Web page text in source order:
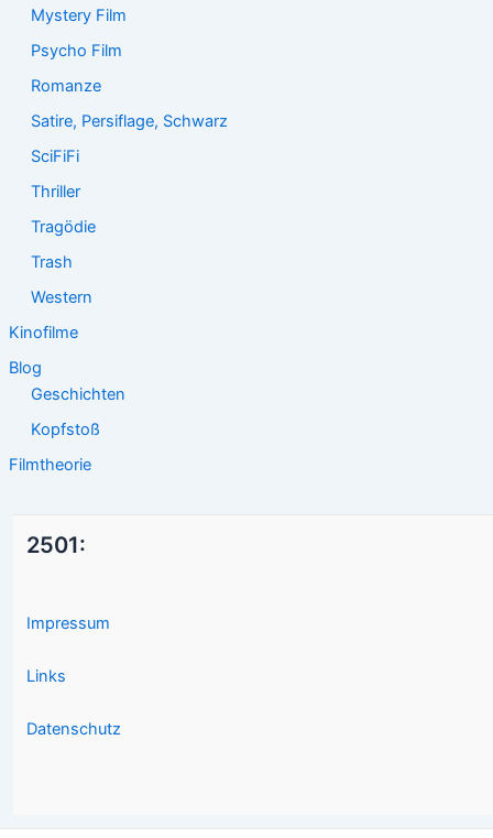
Mystery Film
Psycho Film
Romanze
Satire, Persiflage, Schwarz
SciFiFi
Thriller
Tragödie
Trash
Western
Kinofilme
Blog
Geschichten
Kopfstoß
Filmtheorie
2501:
Impressum
Links
Datenschutz